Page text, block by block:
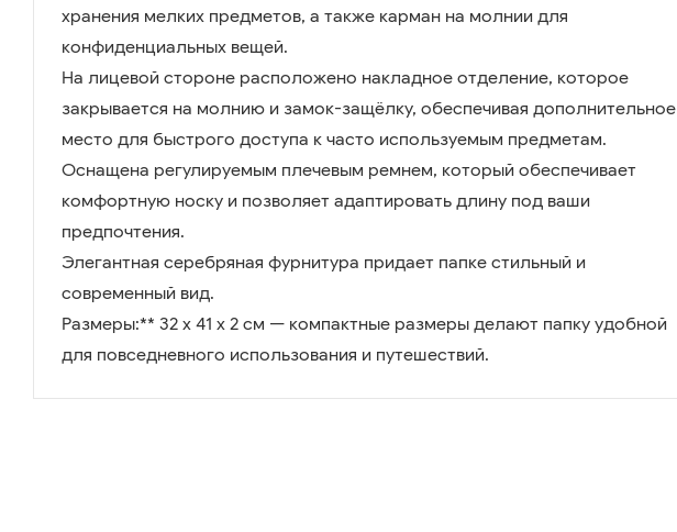
хранения мелких предметов, а также карман на молнии для
конфиденциальных вещей.
На лицевой стороне расположено накладное отделение, которое
закрывается на молнию и замок-защёлку, обеспечивая дополнительное
место для быстрого доступа к часто используемым предметам.
Оснащена регулируемым плечевым ремнем, который обеспечивает
комфортную носку и позволяет адаптировать длину под ваши
предпочтения.
Элегантная серебряная фурнитура придает папке стильный и
современный вид.
Размеры:** 32 х 41 х 2 см — компактные размеры делают папку удобной
для повседневного использования и путешествий.